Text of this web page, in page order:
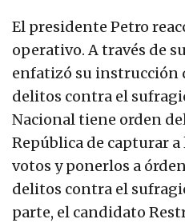
El presidente Petro
operativo. A través de
enfatizó su instrucción
delitos contra el
Nacional tiene orden
República de capturar
votos y ponerlos a
delitos contra el
parte, el candidato